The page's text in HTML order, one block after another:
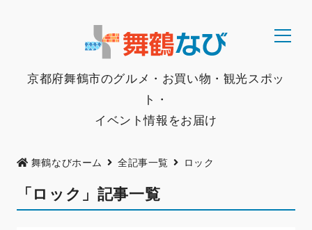
京都府舞鶴市のグルメ・お買い物・観光スポッ
ト・
イベント情報をお届け
舞鶴なびホーム 全記事一覧 ロック
「ロック」記事一覧